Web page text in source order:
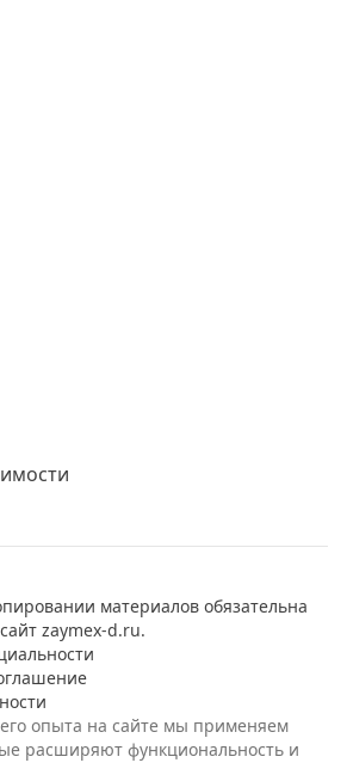
материалов обязательна
zaymex-d.ru.
опыта на сайте мы применяем
расширяют функциональность и